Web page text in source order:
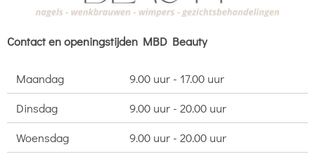
Contact en openingstijden MBD Beauty
Maandag
9.00 uur - 17.00 uur
Dinsdag
9.00 uur - 20.00 uur
Woensdag
9.00 uur - 20.00 uur